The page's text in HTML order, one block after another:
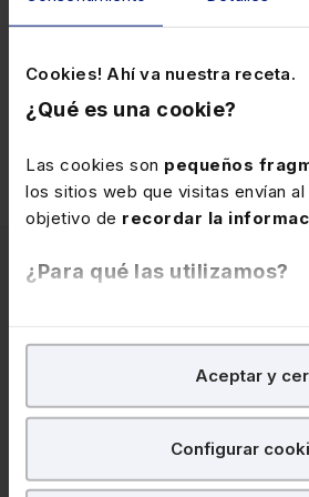
Cookies! Ahí va nuestra receta.
¿Qué es una cookie?
Las cookies son pequeños
los sitios web que visitas envían al
objetivo de recordar la
¿Para qué las utilizamos?
analíticospara tratar demejorar
nuestra página web. También con
poder mostrarte publicidad y
¿Qué puedes hacer?
Aceptar y
Configurar
recogen todos los detalles e
exposición y con el que se
uno tiene que abrir sus brazos y
las personas que se encuentran
Artículos
relacionados